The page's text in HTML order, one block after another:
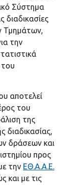
Σύστημα
διαδικασίες
Τμημάτων,
την
του
αποτελεί
του
της
διαδικασίας,
δράσεων και
προς
την ΕΘ.Α.Α.Ε.
και με τις